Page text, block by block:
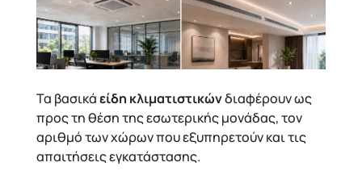
Τα βασικάείδη κλιματιστικώνδιαφέρουν ως
προς τη θέση της εσωτερικής μονάδας, τον
αριθμό των χώρων που εξυπηρετούν και τις
απαιτήσεις εγκατάστασης.